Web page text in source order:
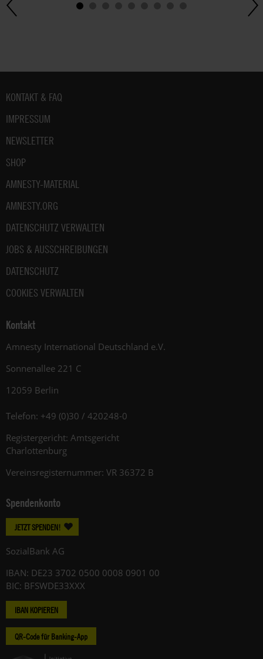
Fußbereich
KONTAKT & FAQ
IMPRESSUM
NEWSLETTER
SHOP
AMNESTY-MATERIAL
AMNESTY.ORG
DATENSCHUTZ VERWALTEN
JOBS & AUSSCHREIBUNGEN
DATENSCHUTZ
COOKIES VERWALTEN
Kontakt
Amnesty International Deutschland e.V.
Sonnenallee 221 C
12059 Berlin
Telefon: +49 (0)30 / 420248-0
Registergericht: Amtsgericht
Charlottenburg
Vereinsregisternummer: VR 36372 B
Spendenkonto
JETZT SPENDEN!
SozialBank AG
IBAN: DE23 3702 0500 0008 0901 00
BIC: BFSWDE33XXX
IBAN KOPIEREN
QR-Code für Banking-App